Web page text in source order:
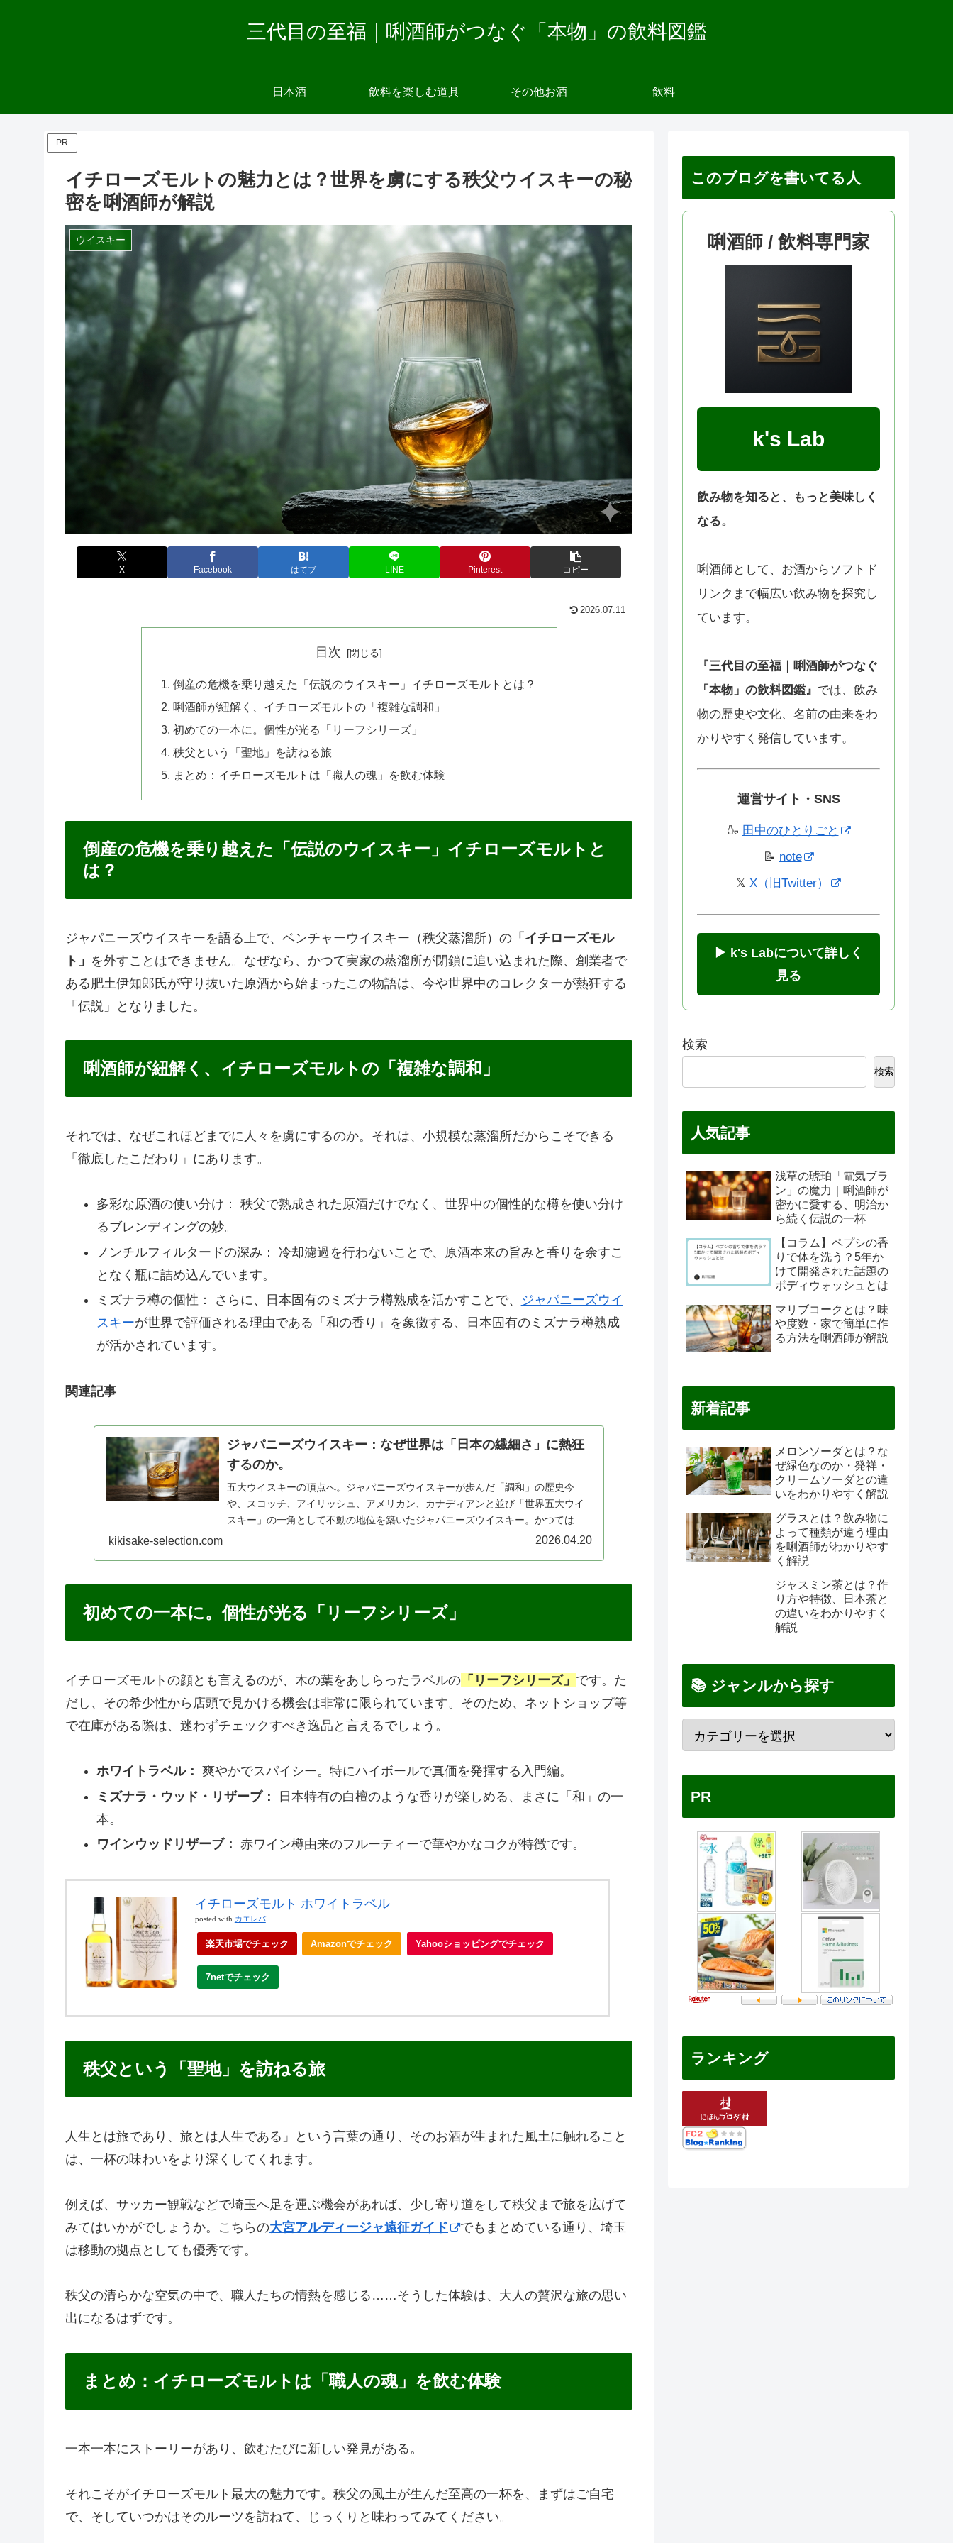
三代目の至福｜唎酒師がつなぐ「本物」の飲料図鑑
日本酒 飲料を楽しむ道具 その他お酒 飲料
PR
イチローズモルトの魅力とは？世界を虜にする秩父ウイスキーの秘
密を唎酒師が解説
ウイスキー
X Facebook はてブ LINE Pinterest コピー
2026.07.11
目次
倒産の危機を乗り越えた「伝説のウイスキー」イチローズモルトとは？
唎酒師が紐解く、イチローズモルトの「複雑な調和」
初めての一本に。個性が光る「リーフシリーズ」
秩父という「聖地」を訪ねる旅
まとめ：イチローズモルトは「職人の魂」を飲む体験
倒産の危機を乗り越えた「伝説のウイスキー」イチローズモルトと
は？
ジャパニーズウイスキーを語る上で、ベンチャーウイスキー（秩父蒸溜所）の 「イチローズモル
ト」 を外すことはできません。なぜなら、かつて実家の蒸溜所が閉鎖に追い込まれた際、創業者で
ある肥土伊知郎氏が守り抜いた原酒から始まったこの物語は、今や世界中のコレクターが熱狂する
「伝説」となりました。
唎酒師が紐解く、イチローズモルトの「複雑な調和」
それでは、なぜこれほどまでに人々を虜にするのか。それは、小規模な蒸溜所だからこそできる
「徹底したこだわり」にあります。
多彩な原酒の使い分け： 秩父で熟成された原酒だけでなく、世界中の個性的な樽を使い分け
るブレンディングの妙。
ノンチルフィルタードの深み： 冷却濾過を行わないことで、原酒本来の旨みと香りを余すこ
となく瓶に詰め込んでいます。
ミズナラ樽の個性： さらに、日本固有のミズナラ樽熟成を活かすことで、
ジャパニーズウイ
スキーが世界で評価される理由である「和の香り」を象徴する、日本固有のミズナラ樽熟成
が活かされています。
関連記事
ジャパニーズウイスキー：なぜ世界は「日本の繊細さ」に熱狂
するのか。
五大ウイスキーの頂点へ。ジャパニーズウイスキーが歩んだ「調和」の歴史今
や、スコッチ、アイリッシュ、アメリカン、カナディアンと並び「世界五大ウイ
スキー」の一角として不動の地位を築いたジャパニーズウイスキー。かつてはス
kikisake-selection.com 2026.04.20
初めての一本に。個性が光る「リーフシリーズ」
イチローズモルトの顔とも言えるのが、木の葉をあしらったラベルの 「リーフシリーズ」 です。た
だし、その希少性から店頭で見かける機会は非常に限られています。そのため、ネットショップ等
で在庫がある際は、迷わずチェックすべき逸品と言えるでしょう。
ホワイトラベル： 爽やかでスパイシー。特にハイボールで真価を発揮する入門編。
ミズナラ・ウッド・リザーブ：
日本特有の白檀のような香りが楽しめる、まさに「和」の一
本。
ワインウッドリザーブ： 赤ワイン樽由来のフルーティーで華やかなコクが特徴です。
イチローズモルト ホワイトラベル
posted with カエレバ
楽天市場でチェック Amazonでチェック Yahooショッピングでチェック
7netでチェック
秩父という「聖地」を訪ねる旅
人生とは旅であり、旅とは人生である」という言葉の通り、そのお酒が生まれた風土に触れること
は、一杯の味わいをより深くしてくれます。
例えば、サッカー観戦などで埼玉へ足を運ぶ機会があれば、少し寄り道をして秩父まで旅を広げて
みてはいかがでしょうか。こちらの大宮アルディージャ遠征ガイド
でもまとめている通り、埼玉
は移動の拠点としても優秀です。
秩父の清らかな空気の中で、職人たちの情熱を感じる……そうした体験は、大人の贅沢な旅の思い
出になるはずです。
まとめ：イチローズモルトは「職人の魂」を飲む体験
一本一本にストーリーがあり、飲むたびに新しい発見がある。
それこそがイチローズモルト最大の魅力です。秩父の風土が生んだ至高の一杯を、まずはご自宅
で、そしていつかはそのルーツを訪ねて、じっくりと味わってみてください。
このブログを書いてる人
唎酒師 / 飲料専門家
k's Lab
飲み物を知ると、もっと美味しく
なる。
唎酒師として、お酒からソフトド
リンクまで幅広い飲み物を探究し
ています。
『三代目の至福｜唎酒師がつなぐ
「本物」の飲料図鑑』 では、飲み
物の歴史や文化、名前の由来をわ
かりやすく発信しています。
運営サイト・SNS
🍶 田中のひとりごと
📝 note
𝕏 X（旧Twitter）
▶ k's Labについて詳しく
見る
検索
検索
人気記事
浅草の琥珀「電気ブラ
ン」の魔力｜唎酒師が
密かに愛する、明治か
ら続く伝説の一杯
【コラム】ペプシの香
りで体を洗う？5年か
けて開発された話題の
ボディウォッシュとは
マリブコークとは？味
や度数・家で簡単に作
る方法を唎酒師が解説
新着記事
メロンソーダとは？な
ぜ緑色なのか・発祥・
クリームソーダとの違
いをわかりやすく解説
グラスとは？飲み物に
よって種類が違う理由
を唎酒師がわかりやす
く解説
ジャスミン茶とは？作
り方や特徴、日本茶と
の違いをわかりやすく
解説
📚 ジャンルから探す
PR
ランキング